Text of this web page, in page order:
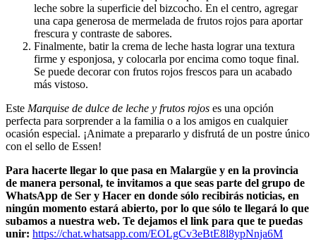
leche sobre la superficie del bizcocho. En el centro, agregar
una capa generosa de mermelada de frutos rojos para aportar
frescura y contraste de sabores.
Finalmente, batir la crema de leche hasta lograr una textura
firme y esponjosa, y colocarla por encima como toque final.
Se puede decorar con frutos rojos frescos para un acabado
más vistoso.
Este Marquise de dulce de leche y frutos rojos es una opción
perfecta para sorprender a la familia o a los amigos en cualquier
ocasión especial. ¡Animate a prepararlo y disfrutá de un postre único
con el sello de Essen!
Para hacerte llegar lo que pasa en Malargüe y en la provincia
de manera personal, te invitamos a que seas parte del grupo de
WhatsApp de Ser y Hacer en donde sólo recibirás noticias, en
ningún momento estará abierto, por lo que sólo te llegará lo que
subamos a nuestra web. Te dejamos el link para que te puedas
unir: https://chat.whatsapp.com/EOLgCv3eBtE8l8ypNnja6M